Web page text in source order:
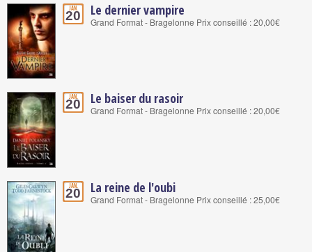
Jan.
20 Le dernier vampire
Grand Format - Bragelonne Prix conseillé : 20,00€
Jan.
20 Le baiser du rasoir
Grand Format - Bragelonne Prix conseillé : 20,00€
Jan.
20 La reine de l'oubi
Grand Format - Bragelonne Prix conseillé : 25,00€